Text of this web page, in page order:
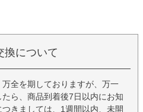
換について
全を期しておりますが、万一
ら、商品到着後7日以内にお知
きましては、1週間以内、未開